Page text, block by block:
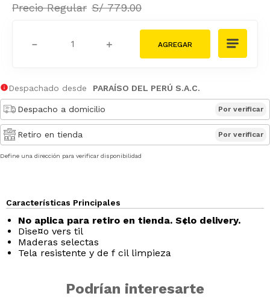
S/ 779.00
＋
－
Despachado desde PARAÍSO DEL PERÚ S.A.C.
Despacho a domicilio Por verificar
Retiro en tienda Por verificar
Define una dirección para verificar disponibilidad
Características Principales
No aplica para retiro en tienda. S¢lo delivery.
Dise¤o vers til
Maderas selectas
Tela resistente y de f cil limpieza
Podrían interesarte